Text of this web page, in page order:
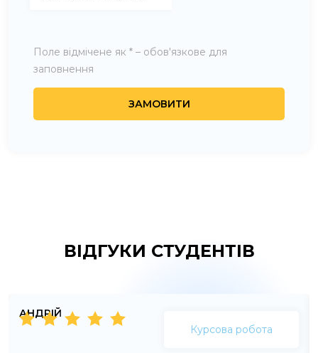
Поле відмічене як * – обов'язкове для
заповнення
ВІДГУКИ СТУДЕНТІВ
АНДРІЙ
Курсова робота